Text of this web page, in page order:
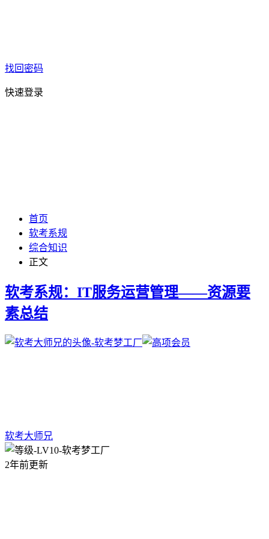
找回密码
快速登录
首页
软考系规
综合知识
正文
软考系规：IT服务运营管理——资源要
素总结
软考大师兄
2年前更新